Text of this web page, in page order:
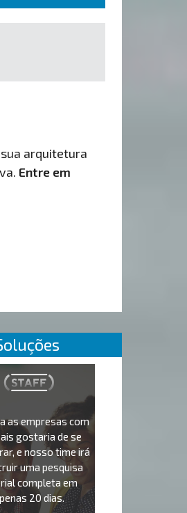
arquitetura
Entre em
as empresas com
gostaria de se
e nosso time irá
uma pesquisa
completa em
20 dias.